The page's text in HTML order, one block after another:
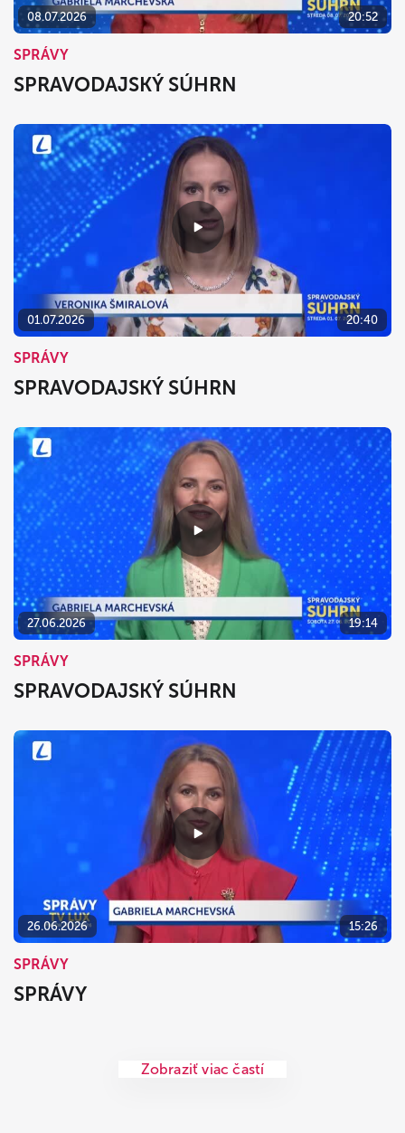
08.07.2026 20:52
SPRÁVY
SPRAVODAJSKÝ SÚHRN
01.07.2026 20:40
SPRÁVY
SPRAVODAJSKÝ SÚHRN
27.06.2026 19:14
SPRÁVY
SPRAVODAJSKÝ SÚHRN
26.06.2026 15:26
SPRÁVY
SPRÁVY
Zobraziť viac častí